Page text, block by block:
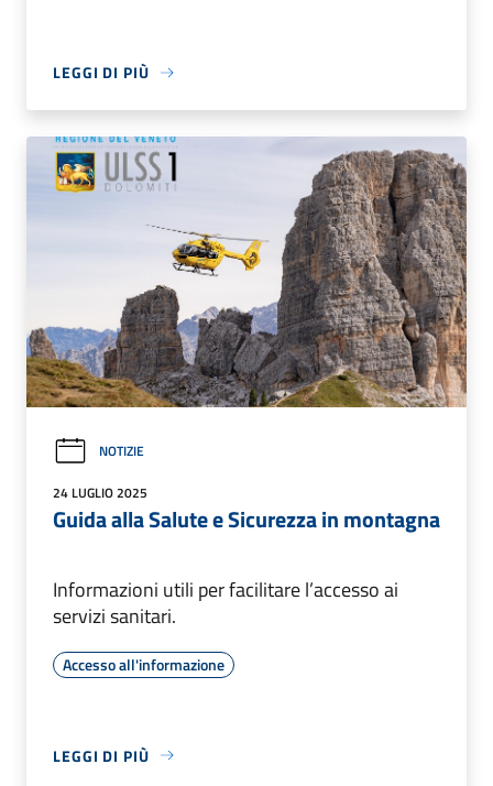
LEGGI DI PIÙ
NOTIZIE
24 LUGLIO 2025
Guida alla Salute e Sicurezza in montagna
Informazioni utili per facilitare l’accesso ai
servizi sanitari.
Accesso all'informazione
LEGGI DI PIÙ